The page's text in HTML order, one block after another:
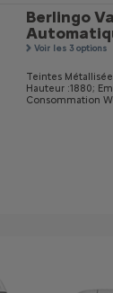
Berlingo
Voir les 3 options
Teintes
Hauteur :1880;
Consommation